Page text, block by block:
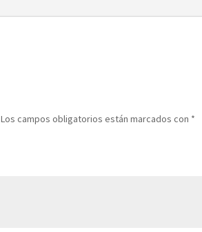
Los campos obligatorios están marcados con *